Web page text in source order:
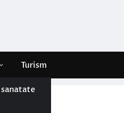
sanatate
Turism